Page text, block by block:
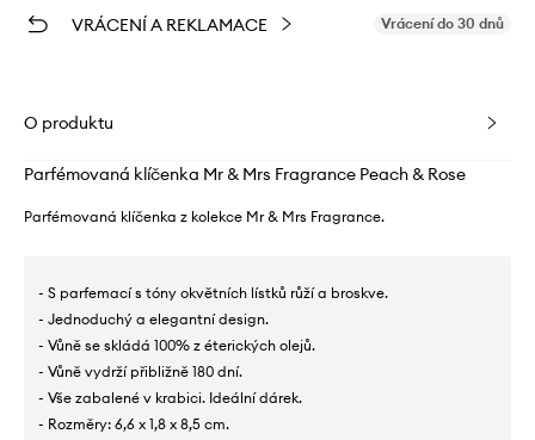
VRÁCENÍ A REKLAMACE Vrácení do 30 dnů
O produktu
Parfémovaná klíčenka Mr & Mrs Fragrance Peach & Rose
Parfémovaná klíčenka z kolekce Mr & Mrs Fragrance.
- S parfemací s tóny okvětních lístků růží a broskve.
- Jednoduchý a elegantní design.
- Vůně se skládá 100% z éterických olejů.
- Vůně vydrží přibližně 180 dní.
- Vše zabalené v krabici. Ideální dárek.
- Rozměry: 6,6 x 1,8 x 8,5 cm.